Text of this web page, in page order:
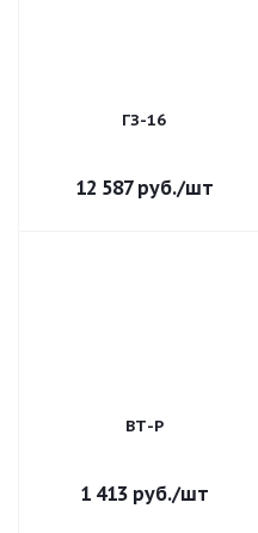
ГЗ-16
12 587руб./шт
ВТ-Р
1 413руб./шт